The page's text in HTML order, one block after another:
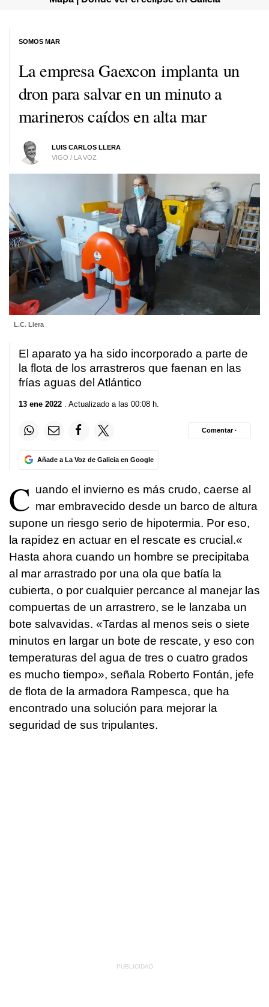
La empresa Gaexcon implanta un
dron para salvar en un minuto a
marineros caídos en alta mar
LUIS CARLOS LLERA
VIGO / LA VOZ
SOMOS MAR
L.C. Llera
El aparato ya ha sido incorporado a parte de
la flota de los arrastreros que faenan en las
frías aguas del Atlántico
13 ene 2022 . Actualizado a las 00:08 h.
Añade a La Voz de Galicia en Google
Comentar ·
C uando el invierno es más crudo, caerse al
mar embravecido desde un barco de altura
supone un riesgo serio de hipotermia. Por eso,
la rapidez en actuar en el rescate es crucial.«
Hasta ahora cuando un hombre se precipitaba
al mar arrastrado por una ola que batía la
cubierta, o por cualquier percance al manejar las
compuertas de un arrastrero, se le lanzaba un
bote salvavidas. «Tardas al menos seis o siete
minutos en largar un bote de rescate, y eso con
temperaturas del agua de tres o cuatro grados
es mucho tiempo», señala Roberto Fontán, jefe
de flota de la armadora Rampesca, que ha
encontrado una solución para mejorar la
seguridad de sus tripulantes.